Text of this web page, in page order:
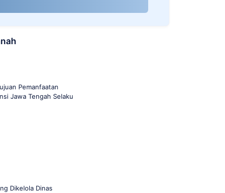
Pemanfaatan
Jawa Tengah Selaku
Dikelola Dinas